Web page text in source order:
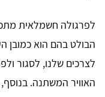
לפרגולה חשמלאית
הבולט בהם הוא כמובן
לצרכים שלנו, לסגור
האוויר המשתנה.